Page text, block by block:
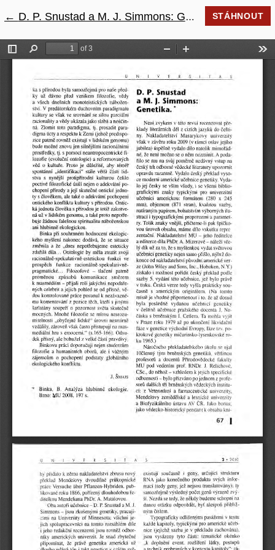
← Návrat na podrobnosti článku
D. P. Snustad a M. J. Simmons: Genetika. STÁHNOUT